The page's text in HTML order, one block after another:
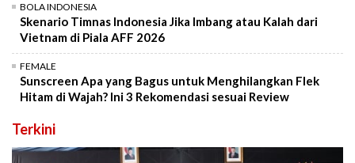
BOLA INDONESIA
Skenario Timnas Indonesia Jika Imbang atau Kalah dari
Vietnam di Piala AFF 2026
FEMALE
Sunscreen Apa yang Bagus untuk Menghilangkan Flek
Hitam di Wajah? Ini 3 Rekomendasi sesuai Review
Terkini